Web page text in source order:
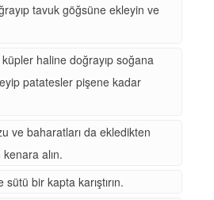
tavuk göğsüne ekleyin ve
haline doğrayıp soğana
patatesler pişene kadar
ve baharatları da ekledikten
alın.
sütü bir kapta karıştırın.